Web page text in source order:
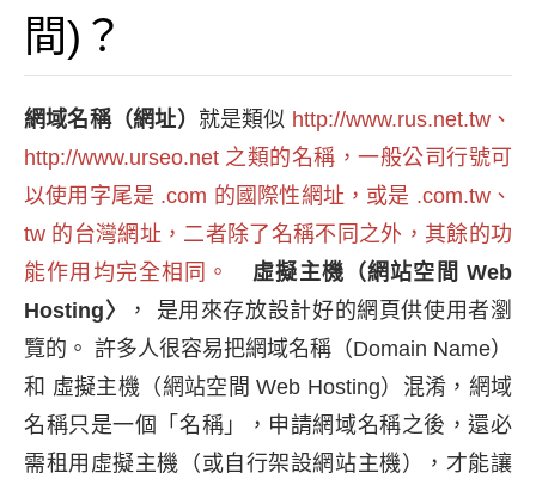
間)？
網域名稱（網址） 就是類似 http://www.rus.net.tw、
http://www.urseo.net 之類的名稱，一般公司行號可
以使用字尾是 .com 的國際性網址，或是 .com.tw、
tw 的台灣網址，二者除了名稱不同之外，其餘的功
能作用均完全相同。 虛擬主機（網站空間 Web
Hosting〉
， 是用來存放設計好的網頁供使用者瀏
覽的。 許多人很容易把網域名稱（Domain Name）
和 虛擬主機（網站空間 Web Hosting）混淆，網域
名稱只是一個「名稱」，申請網域名稱之後，還必
需租用虛擬主機（或自行架設網站主機），才能讓